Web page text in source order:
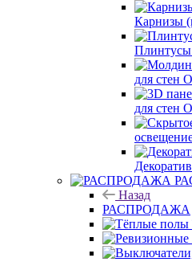
Карнизы
Плинтусы
для стен
для стен
Назад
РАСПРОДАЖА